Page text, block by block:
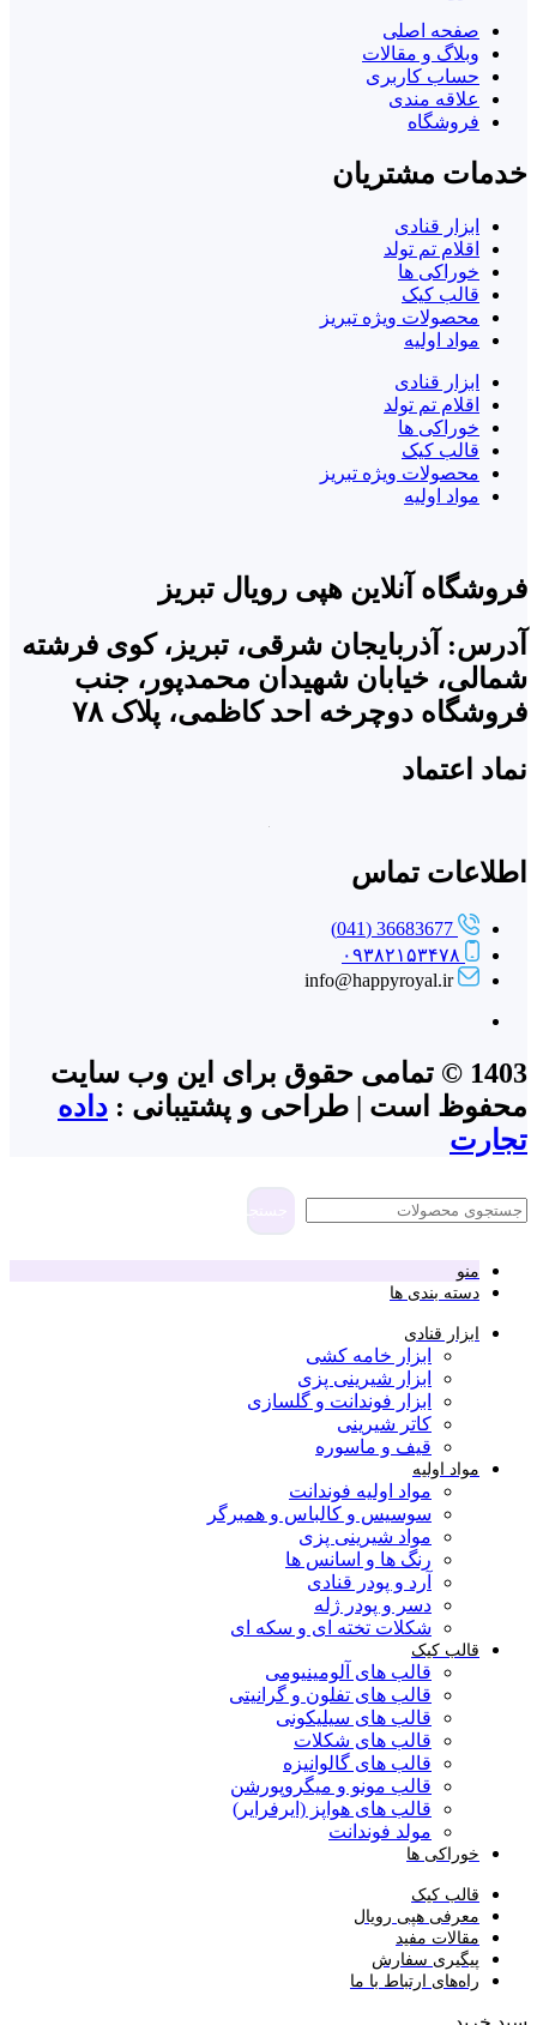
صفحه اصلی
وبلاگ و مقالات
حساب کاربری
علاقه مندی
فروشگاه
خدمات مشتریان
ابزار قنادی
اقلام تم تولد
خوراکی ها
قالب کیک
محصولات ویژه تبریز
مواد اولیه
ابزار قنادی
اقلام تم تولد
خوراکی ها
قالب کیک
محصولات ویژه تبریز
مواد اولیه
فروشگاه آنلاین هپی رویال تبریز
آدرس: آذربایجان شرقی، تبریز، کوی فرشته
شمالی، خیابان شهیدان محمدپور، جنب
فروشگاه دوچرخه احد کاظمی، پلاک ۷۸
نماد اعتماد
اطلاعات تماس
36683677 (041)
۰۹۳۸۲۱۵۳۴۷۸
info@happyroyal.ir
1403 © تمامی حقوق برای این وب سایت
محفوظ است | طراحی و پشتیبانی : داده
تجارت
منو
دسته بندی ها
ابزار قنادی
ابزار خامه کشی
ابزار شیرینی پزی
ابزار فوندانت و گلسازی
کاتر شیرینی
قیف و ماسوره
مواد اولیه
مواد اولیه فوندانت
سوسیس و کالباس و همبرگر
مواد شیرینی پزی
رنگ ها و اسانس ها
آرد و پودر قنادی
دسر و پودر ژله
شکلات تخته ای و سکه ای
قالب کیک
قالب های آلومینیومی
قالب های تفلون و گرانیتی
قالب های سیلیکونی
قالب های شکلات
قالب های گالوانیزه
قالب مونو و میگروپورشن
قالب های هواپز (ایرفرایر)
مولد فوندانت
خوراکی ها
قالب کیک
معرفی هپی رویال
مقالات مفید
پیگیری سفارش
راه‌های ارتباط با ما